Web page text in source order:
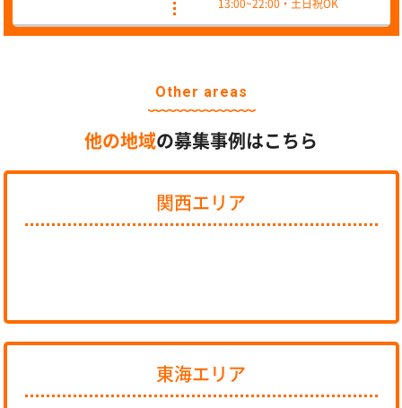
13:00~22:00・土日祝OK
Other areas
他の地域の募集事例はこちら
関西エリア
東海エリア